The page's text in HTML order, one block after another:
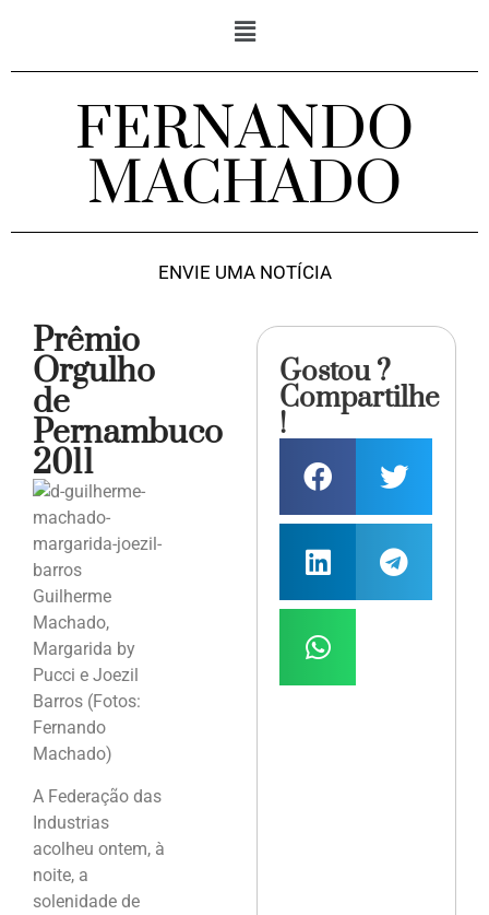
FERNANDO
MACHADO
ENVIE UMA NOTÍCIA
Prêmio
Orgulho
de
Pernambuco
2011
Guilherme
Machado,
Margarida by
Pucci e Joezil
Barros (Fotos:
Fernando
Machado)
A Federação das
Industrias
acolheu ontem, à
noite, a
solenidade de
Gostou ?
Compartilhe
!